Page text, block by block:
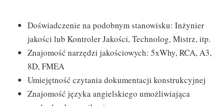
Doświadczenie na podobnym stanowisku: Inżynier
jakości lub Kontroler Jakości, Technolog, Mistrz, itp.
Znajomość narzędzi jakościowych: 5xWhy, RCA, A3,
8D, FMEA
Umiejętność czytania dokumentacji konstrukcyjnej
Znajomość języka angielskiego umożliwiająca